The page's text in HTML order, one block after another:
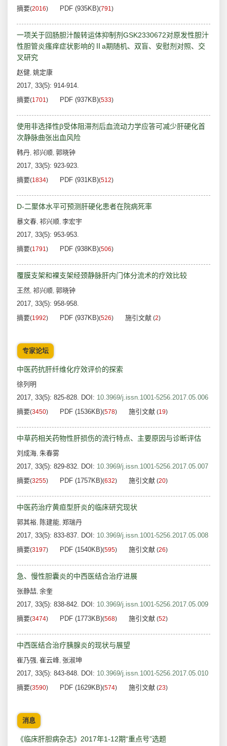
摘要(2016) PDF (935KB)(791)
一项关于回肠胆汁酸转运体抑制剂GSK2330672对原发性胆汁
性胆管炎瘙痒症状影响的Ⅱa期随机、双盲、安慰剂对照、交
叉研究
赵健, 姚定康
2017, 33(5): 914-914.
摘要(1701) PDF (937KB)(533)
使用非选择性β受体阻滞剂后血流动力学应答可减少肝硬化首
次静脉曲张出血风险
韩丹, 祁兴顺, 郭晓钟
2017, 33(5): 923-923.
摘要(1834) PDF (931KB)(512)
D-二聚体水平可预测肝硬化患者在院病死率
暴文春, 祁兴顺, 李宏宇
2017, 33(5): 953-953.
摘要(1791) PDF (938KB)(506)
覆膜支架和裸支架经颈静脉肝内门体分流术的疗效比较
王然, 祁兴顺, 郭晓钟
2017, 33(5): 958-958.
摘要(1992) PDF (937KB)(526) 施引文献 (2)
专家论坛
中医药抗肝纤维化疗效评价的探索
徐列明
2017, 33(5): 825-828. DOI: 10.3969/j.issn.1001-5256.2017.05.006
摘要(3450) PDF (1536KB)(578) 施引文献 (19)
中草药相关药物性肝损伤的流行特点、主要原因与诊断评估
刘成海, 朱春雾
2017, 33(5): 829-832. DOI: 10.3969/j.issn.1001-5256.2017.05.007
摘要(3255) PDF (1757KB)(632) 施引文献 (20)
中医药治疗黄疸型肝炎的临床研究现状
郭其裕, 陈建能, 郑瑞丹
2017, 33(5): 833-837. DOI: 10.3969/j.issn.1001-5256.2017.05.008
摘要(3197) PDF (1540KB)(595) 施引文献 (26)
急、慢性胆囊炎的中西医结合治疗进展
张静喆, 余奎
2017, 33(5): 838-842. DOI: 10.3969/j.issn.1001-5256.2017.05.009
摘要(3474) PDF (1773KB)(568) 施引文献 (52)
中西医结合治疗胰腺炎的现状与展望
崔乃强, 崔云峰, 张淑坤
2017, 33(5): 843-848. DOI: 10.3969/j.issn.1001-5256.2017.05.010
摘要(3590) PDF (1629KB)(574) 施引文献 (23)
消息
《临床肝胆病杂志》2017年1-12期“重点号”选题